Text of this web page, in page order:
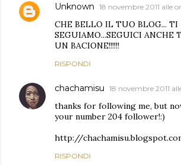
Unknown 18 novembre 2011 alle
CHE BELLO IL TUO BLOG... TI
SEGUIAMO...SEGUICI ANCHE
UN BACIONE!!!!!!
RISPONDI
chachamisu 18 novembre 2011
thanks for following me, but
your number 204 follower!:)
http://
RISPONDI